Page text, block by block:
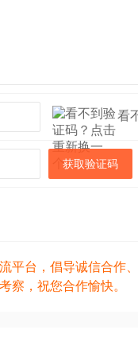
看
获取验证码
平台，倡导诚信合作
察，祝您合作愉快。